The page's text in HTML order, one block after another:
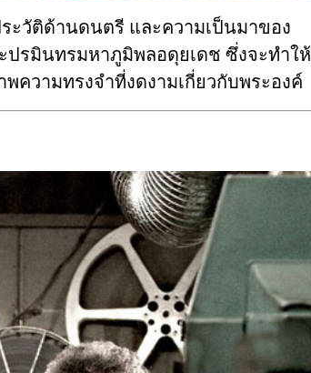
ะวัติด้านดนตรี และความเป็นมาของ
รมินทรมหาภูมิพลอดุยเดช ซึ่งจะทำให้
ความทรงจำที่งดงามเกี่ยวกับพระองค์